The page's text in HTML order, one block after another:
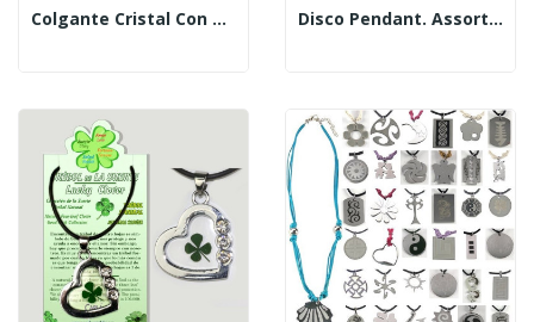
Colgante Cristal Con Cordón. Modelo Disco . Colore Disco Pendant. Assorted Minerals. 12 Mm. - 20pcs